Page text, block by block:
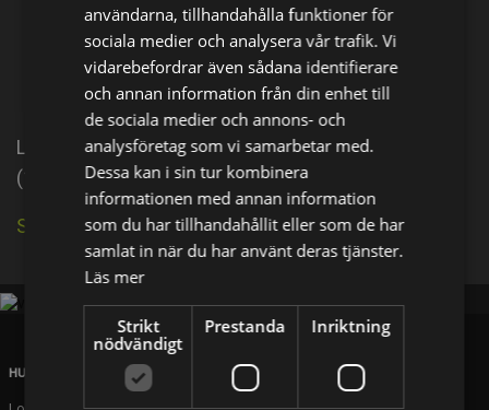
Laura Marr is an actress, known for Power Slide
(1990), Dinosaur Train (2009) and My Doll (2013).
Se källa på IMDb
HUVUDKONTOR
användarna, tillhandahålla funktioner för
sociala medier och analysera vår trafik. Vi
vidarebefordrar även sådana identifierare
och annan information från din enhet till
de sociala medier och annons- och
analysföretag som vi samarbetar med.
Dessa kan i sin tur kombinera
informationen med annan information
som du har tillhandahållit eller som de har
samlat in när du har använt deras tjänster.
Läs mer
Strikt
nödvändigt
Prestanda Inriktning